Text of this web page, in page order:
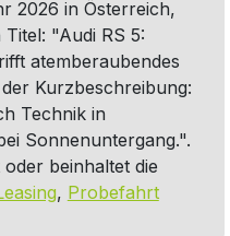
2026 in Österreich,
"Audi RS 5:
atemberaubendes
Kurzbeschreibung:
Technik in
Sonnenuntergang.".
beinhaltet die
, Probefahrt